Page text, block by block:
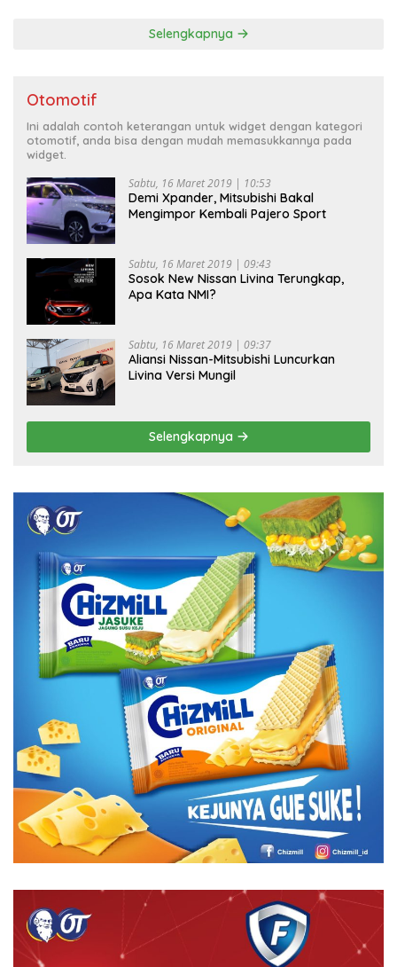
Selengkapnya
Otomotif
Ini adalah contoh keterangan untuk widget dengan kategori
otomotif, anda bisa dengan mudah memasukkannya pada
widget.
Sabtu, 16 Maret 2019 | 10:53
Demi Xpander, Mitsubishi Bakal
Mengimpor Kembali Pajero Sport
Sabtu, 16 Maret 2019 | 09:43
Sosok New Nissan Livina Terungkap,
Apa Kata NMI?
Sabtu, 16 Maret 2019 | 09:37
Aliansi Nissan-Mitsubishi Luncurkan
Livina Versi Mungil
Selengkapnya